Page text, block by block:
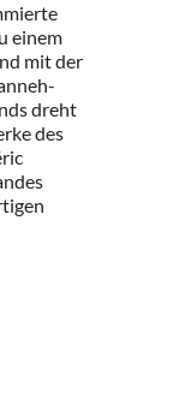
einem
mit der
dreht
des